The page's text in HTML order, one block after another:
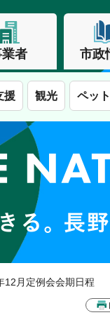
者 市政
援 観光 ペッ
野市
12月定例会会期日程